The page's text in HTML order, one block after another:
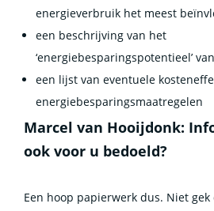
energieverbruik het meest
een beschrijving van het
‘energiebesparingspotentieel’
een lijst van eventuele
energiebesparingsmaatregelen
Marcel van Hooijdonk:
ook voor u bedoeld?
Een hoop papierwerk dus. Niet